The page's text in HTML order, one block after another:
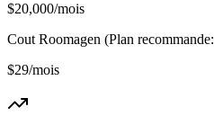
$20,000/mois
Cout Roomagen (Plan recommande:
$29/mois